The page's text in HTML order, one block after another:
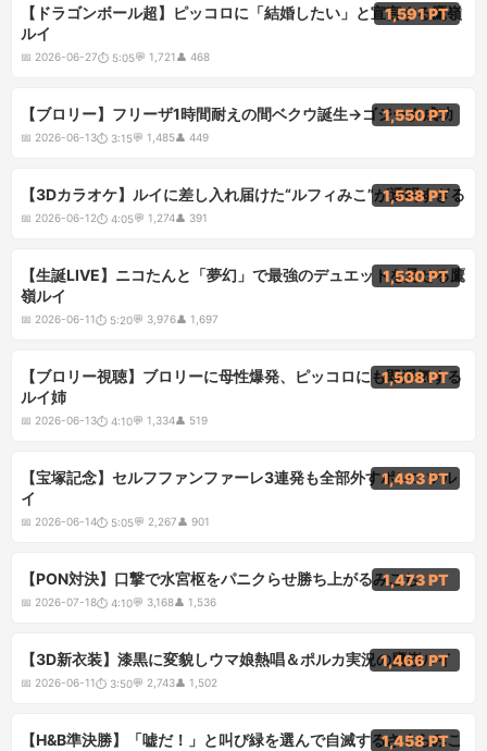
5:05
【ドラゴンボール超】ピッコロに「結婚したい」と宣言する鷹嶺
ルイ
📅 2026-06-27⏱ 5:05💬 1,721👤 468
1,591 PT
3:15
【ブロリー】フリーザ1時間耐えの間ベクウ誕生→ゴジータ成功
📅 2026-06-13⏱ 3:15💬 1,485👤 449
1,550 PT
4:05
【3Dカラオケ】ルイに差し入れ届けた“ルフィみこ”が透明すぎる
📅 2026-06-12⏱ 4:05💬 1,274👤 391
1,538 PT
5:20
【生誕LIVE】ニコたんと「夢幻」で最強のデュエットを見せる鷹
嶺ルイ
📅 2026-06-11⏱ 5:20💬 3,976👤 1,697
1,530 PT
4:10
【ブロリー視聴】ブロリーに母性爆発、ピッコロにも即浮気する
ルイ姉
📅 2026-06-13⏱ 4:10💬 1,334👤 519
1,508 PT
5:05
【宝塚記念】セルフファンファーレ3連発も全部外すポンコツル
イ
📅 2026-06-14⏱ 5:05💬 2,267👤 901
1,493 PT
4:10
【PON対決】口撃で水宮枢をパニクらせ勝ち上がるみこち
📅 2026-07-18⏱ 4:10💬 3,168👤 1,536
1,473 PT
3:50
【3D新衣装】漆黒に変貌しウマ娘熱唱＆ポルカ実況の鷹嶺ルイ
📅 2026-06-11⏱ 3:50💬 2,743👤 1,502
1,466 PT
4:45
【H&B準決勝】「嘘だ！」と叫び緑を選んで自滅するさくらみこ
1,458 PT